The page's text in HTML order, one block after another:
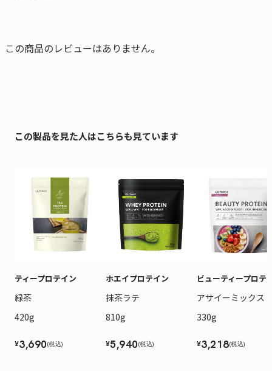
この商品のレビューはありません。
この製品を見た人はこちらも見ています
ティープロテイン
緑茶
420g
¥3,690(税込)
ホエイプロテイン
抹茶ラテ
810g
¥5,940(税込)
ビューティープロテ
アサイーミックス
330g
¥3,218(税込)
カートに商品を追加しました
こちらも一緒にいかがですか？